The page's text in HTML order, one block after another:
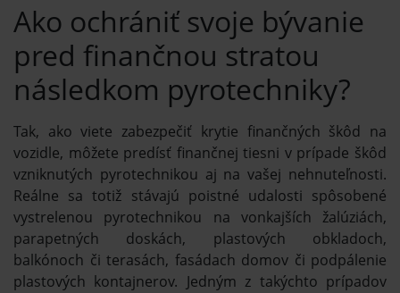
Ako ochrániť svoje bývanie
pred finančnou stratou
následkom pyrotechniky?
Tak, ako viete zabezpečiť krytie finančných škôd na
vozidle, môžete predísť finančnej tiesni v prípade škôd
vzniknutých pyrotechnikou aj na vašej nehnuteľnosti.
Reálne sa totiž stávajú poistné udalosti spôsobené
vystrelenou pyrotechnikou na vonkajších žalúziách,
parapetných doskách, plastových obkladoch,
balkónoch či terasách, fasádach domov či podpálenie
plastových kontajnerov. Jedným z takýchto prípadov